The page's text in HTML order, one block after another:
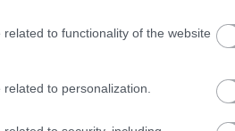
to functionality of the website
to personalization.
15 23 7 2 6 23-23
15 21 7 0 35-44
15 18 5 3 23-30